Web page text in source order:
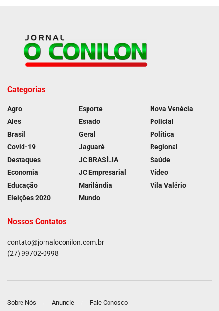
Categorias
Agro
Ales
Brasil
Covid-19
Destaques
Economia
Educação
Eleições 2020
Esporte
Estado
Geral
Jaguaré
JC BRASÍLIA
JC Empresarial
Marilândia
Mundo
Nova Venécia
Policial
Política
Regional
Saúde
Vídeo
Vila Valério
Nossos Contatos
contato@jornaloconilon.com.br
(27) 99702-0998
Sobre Nós Anuncie Fale Conosco